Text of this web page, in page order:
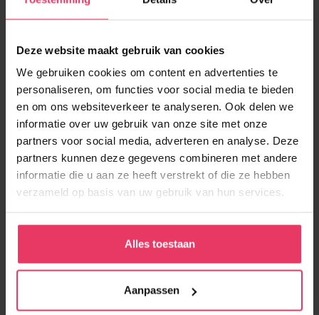
Deze website maakt gebruik van cookies
We gebruiken cookies om content en advertenties te
personaliseren, om functies voor social media te bieden
en om ons websiteverkeer te analyseren. Ook delen we
informatie over uw gebruik van onze site met onze
partners voor social media, adverteren en analyse. Deze
partners kunnen deze gegevens combineren met andere
informatie die u aan ze heeft verstrekt of die ze hebben
verzameld op basis van uw gebruik van hun services.
Alles toestaan
Aanpassen
Administratief MedewerkerofMedewerker Internal Sales
zorg je ervoor dat aanvragen snel worden opgepakt. Je
systeem bij. Ook help je bij klachten of retouren en houd je
klanten op de hoogte van de voortgang.
Je stelt offertes open volgt deze op
Je verwerkt orders en klantgegevens
Je beantwoordt vragenvia telefoon en e-mail
Je ondersteunt collega'stijdens drukke periodes
Wie we zoeken
Je werkt graag nauwkeurig en vindt het prettig om overzicht
te houden. Je hoeft geen jaren ervaring mee te brengen.
starter met een MBO of HBO opleiding